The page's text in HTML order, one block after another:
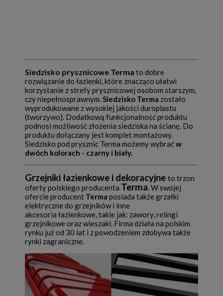
Siedzisko prysznicowe Terma to dobre
rozwiązanie do łazienki, które znacząco ułatwi
korzystanie z strefy prysznicowej osobom starszym,
czy niepełnosprawnym.Siedzisko Terma zostało
wyprodukowane z wysokiej jakości duroplastu
(tworzywo). Dodatkową funkcjonalność produktu
podnosi możliwość złożenia siedziska na ścianę. Do
produktu dołączany jest komplet montażowy.
Siedzisko pod prysznic Terma możemy wybraćw
dwóch kolorach - czarny i biały.
Grzejniki łazienkowe i dekoracyjne to trzon
oferty polskiego producenta Terma.W swojej
ofercie producent Terma posiada także grzałki
elektryczne do grzejników i inne
akcesoria łazienkowe, takie jak: zawory, relingi
grzejnikowe oraz wieszaki. Firma działa na polskim
rynku już od 30 lat i z powodzeniem zdobywa także
rynki zagraniczne.